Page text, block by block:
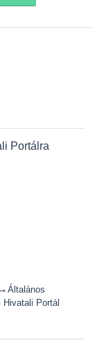
Portálra
Általános
Portál